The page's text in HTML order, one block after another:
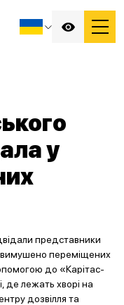
у
представники
вимушено переміщених
до «Карітас-
де лежать хворі на
дозвілля та